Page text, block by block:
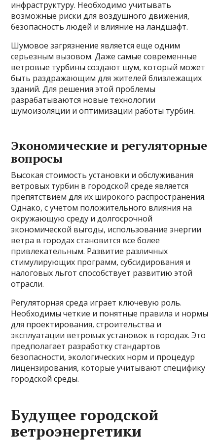
инфраструктуру. Необходимо учитывать
возможные риски для воздушного движения,
безопасность людей и влияние на ландшафт.
Шумовое загрязнение является еще одним
серьезным вызовом. Даже самые современные
ветровые турбины создают шум, который может
быть раздражающим для жителей близлежащих
зданий. Для решения этой проблемы
разрабатываются новые технологии
шумоизоляции и оптимизации работы турбин.
Экономические и регуляторные
вопросы
Высокая стоимость установки и обслуживания
ветровых турбин в городской среде является
препятствием для их широкого распространения.
Однако, с учетом положительного влияния на
окружающую среду и долгосрочной
экономической выгоды, использование энергии
ветра в городах становится все более
привлекательным. Развитие различных
стимулирующих программ, субсидирования и
налоговых льгот способствует развитию этой
отрасли.
Регуляторная среда играет ключевую роль.
Необходимы четкие и понятные правила и нормы
для проектирования, строительства и
эксплуатации ветровых установок в городах. Это
предполагает разработку стандартов
безопасности, экологических норм и процедур
лицензирования, которые учитывают специфику
городской среды.
Будущее городской
ветроэнергетики